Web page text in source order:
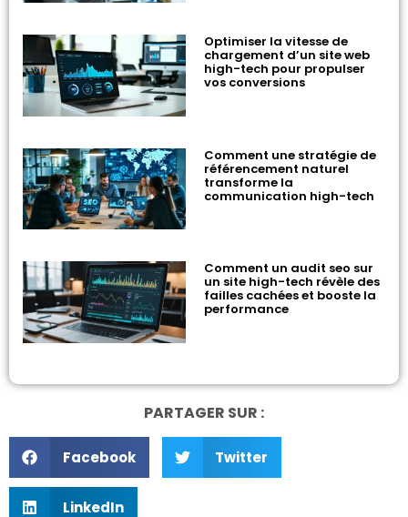
Optimiser la vitesse de
chargement d’un site web
high-tech pour propulser
vos conversions
Comment une stratégie de
référencement naturel
transforme la
communication high-tech
Comment un audit seo sur
un site high-tech révèle des
failles cachées et booste la
performance
PARTAGER SUR :
Facebook Twitter
LinkedIn